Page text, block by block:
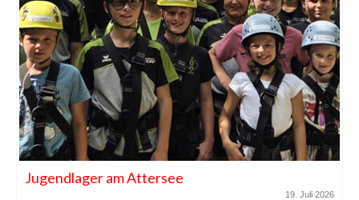
Jugendlager am Attersee
19. Juli 2026